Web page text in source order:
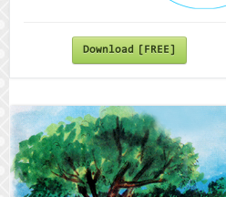
Download [FREE]